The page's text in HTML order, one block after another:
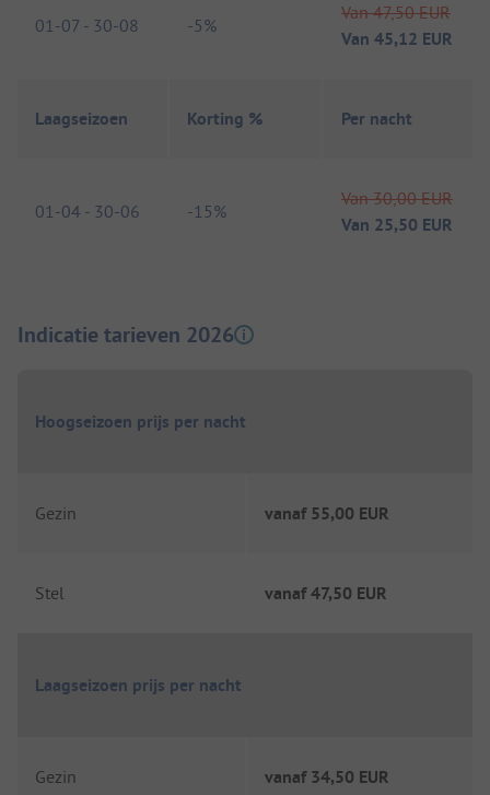
01-07 - 30-08 -5%
Van 47,50 EUR
Van 45,12 EUR
Laagseizoen Korting % Per nacht
01-04 - 30-06 -15%
Van 30,00 EUR
Van 25,50 EUR
Indicatie tarieven 2026
Hoogseizoen prijs per nacht
Gezin vanaf 55,00 EUR
Stel vanaf47,50 EUR
Laagseizoen prijs per nacht
Gezin vanaf 34,50 EUR